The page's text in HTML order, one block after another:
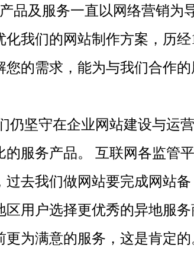
品及服务一直以网络营销为
我们的网站制作方案，历经
的需求，能为与我们合作的
坚守在企业网站建设与运
服务产品。 互联网各监管
去我们做网站要完成网站备
用户选择更优秀的异地服务
为满意的服务，这是肯定的